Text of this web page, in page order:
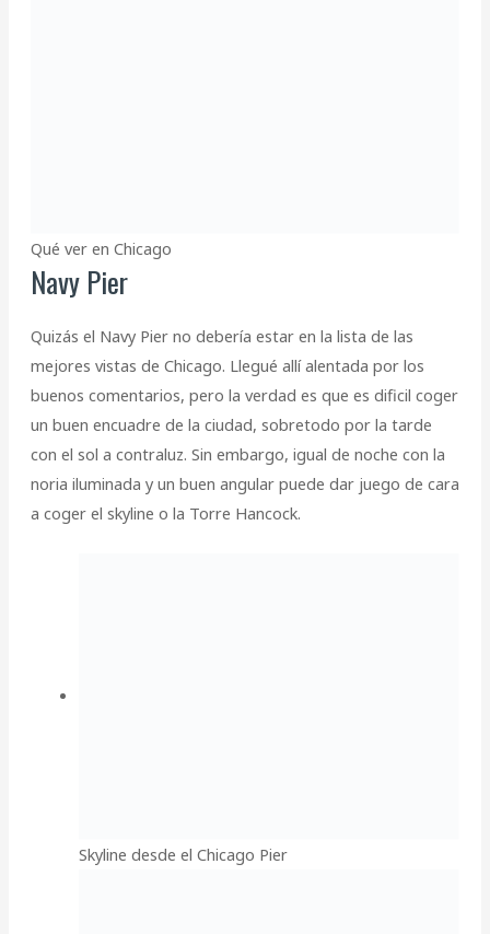
Qué ver en Chicago
Navy Pier
Quizás el Navy Pier no debería estar en la lista de las
mejores vistas de Chicago. Llegué allí alentada por los
buenos comentarios, pero la verdad es que es dificil coger
un buen encuadre de la ciudad, sobretodo por la tarde
con el sol a contraluz. Sin embargo, igual de noche con la
noria iluminada y un buen angular puede dar juego de cara
a coger el skyline o la Torre Hancock.
Skyline desde el Chicago Pier